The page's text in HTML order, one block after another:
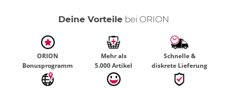
Deine Vorteilebei ORION
ORION
Bonusprogramm
Mehr als
5.000 Artikel
Schnelle &
diskrete Lieferung